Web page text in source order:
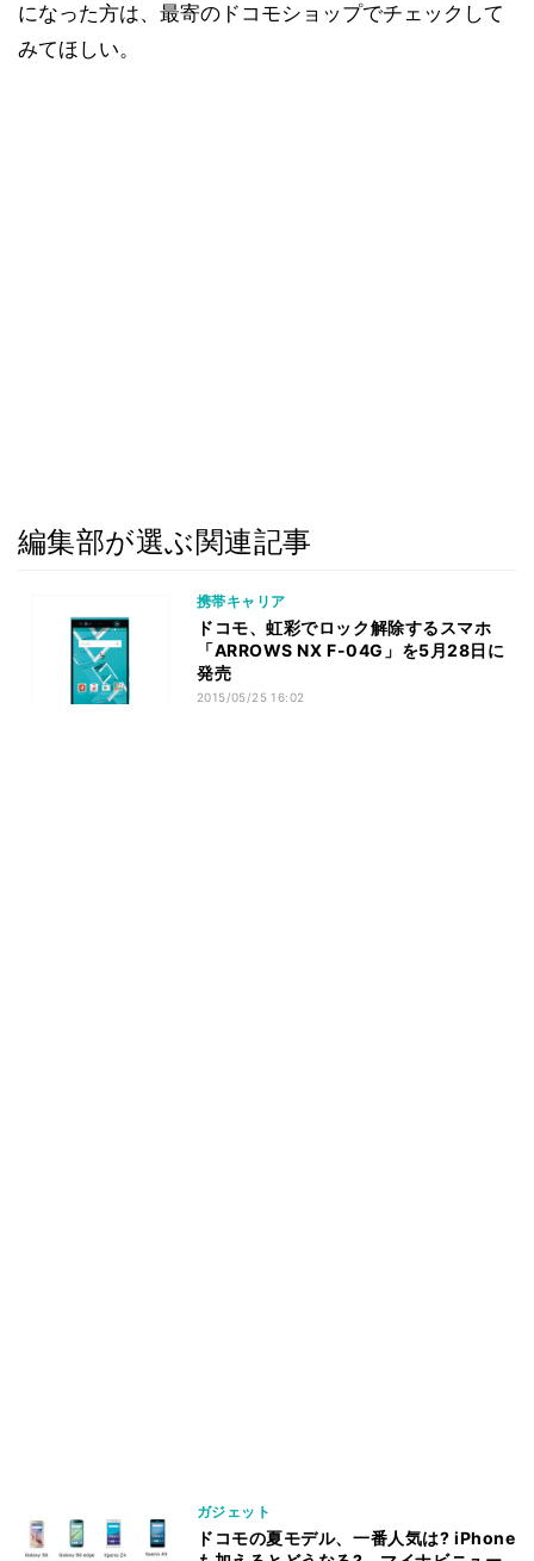
になった方は、最寄のドコモショップでチェックして
みてほしい。
編集部が選ぶ関連記事
携帯キャリア
ドコモ、虹彩でロック解除するスマホ
「ARROWS NX F-04G」を5月28日に
発売
2015/05/25 16:02
ガジェット
ドコモの夏モデル、一番人気は? iPhone